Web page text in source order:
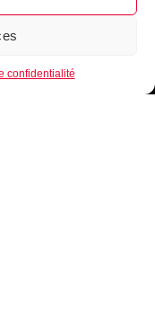
confidentialité